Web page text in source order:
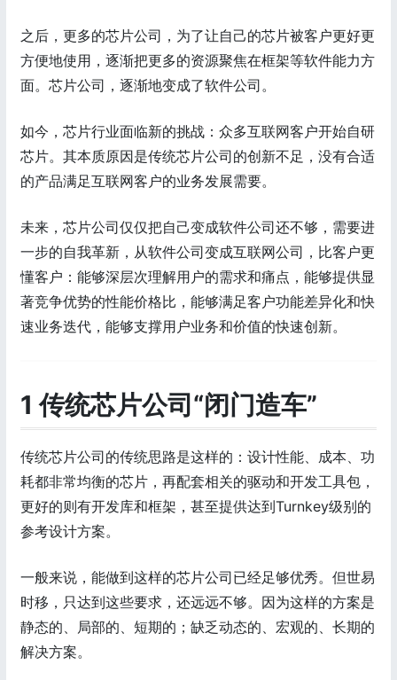
之后，更多的芯片公司，为了让自己的芯片被客户更好更
方便地使用，逐渐把更多的资源聚焦在框架等软件能力方
面。芯片公司，逐渐地变成了软件公司。
如今，芯片行业面临新的挑战：众多互联网客户开始自研
芯片。其本质原因是传统芯片公司的创新不足，没有合适
的产品满足互联网客户的业务发展需要。
未来，芯片公司仅仅把自己变成软件公司还不够，需要进
一步的自我革新，从软件公司变成互联网公司，比客户更
懂客户：能够深层次理解用户的需求和痛点，能够提供显
著竞争优势的性能价格比，能够满足客户功能差异化和快
速业务迭代，能够支撑用户业务和价值的快速创新。
1 传统芯片公司“闭门造车”
传统芯片公司的传统思路是这样的：设计性能、成本、功
耗都非常均衡的芯片，再配套相关的驱动和开发工具包，
更好的则有开发库和框架，甚至提供达到Turnkey级别的
参考设计方案。
一般来说，能做到这样的芯片公司已经足够优秀。但世易
时移，只达到这些要求，还远远不够。因为这样的方案是
静态的、局部的、短期的；缺乏动态的、宏观的、长期的
解决方案。